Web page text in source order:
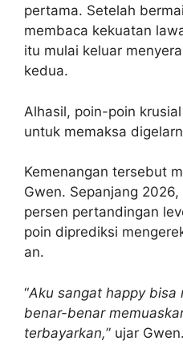
pertama. Setelah
membaca kekuatan
itu mulai keluar
kedua.
Alhasil, poin-poin
untuk memaksa
Kemenangan tersebut
Gwen. Sepanjang
persen pertandingan
poin diprediksi
an.
“Aku sangat happy bisa
benar-benar
terbayarkan,” ujar Gwen.